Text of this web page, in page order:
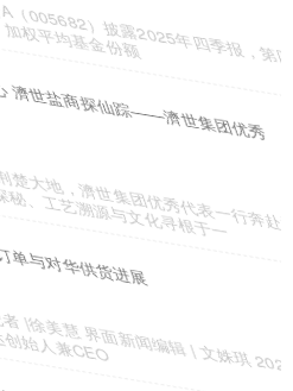
北京一门店贴出香烟广告，12月23
传科回应南都湾财
放开发动攻势，百事(PEP.US)押注
将Poppi打造为下一个年销售额突破
目标由百事高管拉姆
量周环比骤降8.5%，年初累计涨幅
环比骤降8.5%，年初累计涨幅收窄
银行协会最新数据显示，